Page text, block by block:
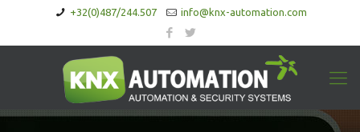
+32(0)487/244.507 info@knx-automation.com